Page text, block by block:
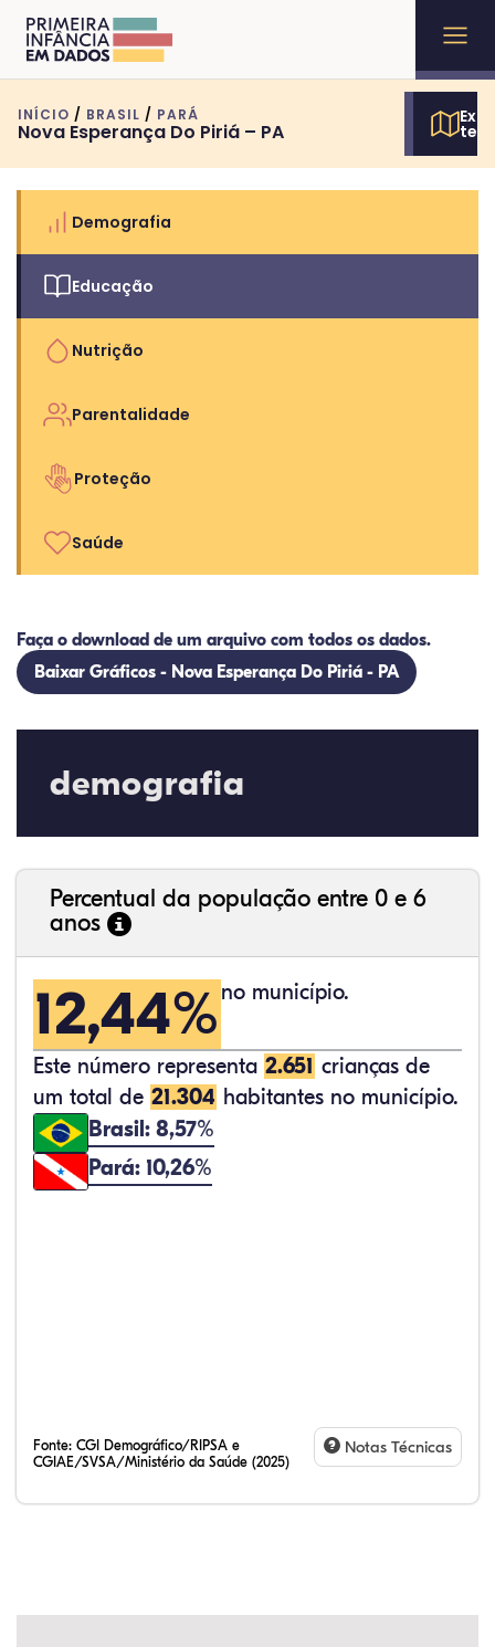
INÍCIO / BRASIL / PARÁ
Nova Esperança Do Piriá – PA
Demografia
Educação
Nutrição
Parentalidade
Proteção
Saúde
Faça o download de um arquivo com todos os dados.
Baixar Gráficos - Nova Esperança Do Piriá - PA
demografia
Percentual da população entre 0 e 6
anos
12,44% no município.
Este número representa 2.651 crianças de
um total de 21.304 habitantes no município.
Brasil: 8,57%
Pará: 10,26%
Fonte: CGI Demográfico/RIPSA e
CGIAE/SVSA/Ministério da Saúde (2025)
Notas Técnicas